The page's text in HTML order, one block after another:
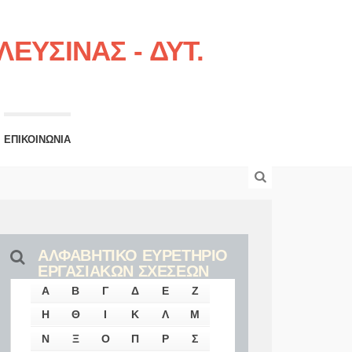
- ΔΥΤ.
ΕΠΙΚΟΙΝΩΝΙΑ
ΑΛΦΑΒΗΤΙΚΟ ΕΥΡΕΤΗΡΙΟ
ΕΡΓΑΣΙΑΚΩΝ ΣΧΕΣΕΩΝ
Α Β Γ Δ Ε
Ζ
Η
Θ Ι Κ Λ
Μ
Ν
Ξ Ο Π Ρ
Σ